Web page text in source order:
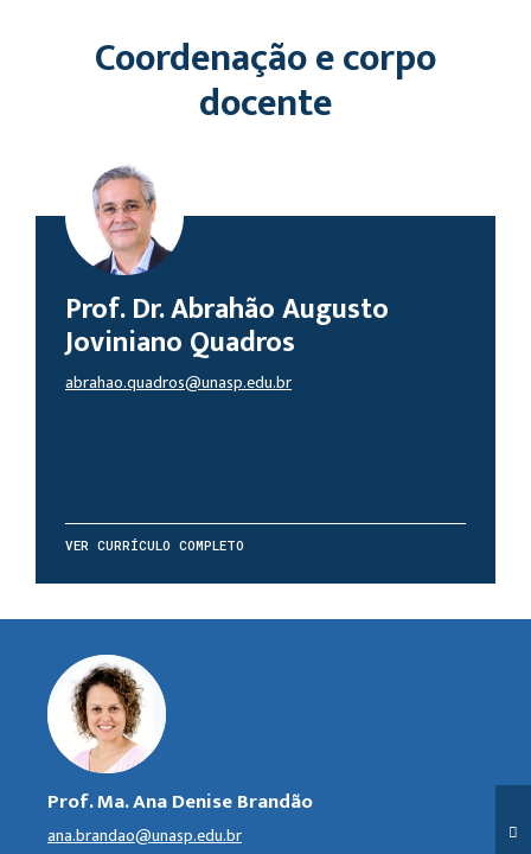
Coordenação e corpo
docente
Prof. Dr. Abrahão Augusto
Joviniano Quadros
abrahao.quadros@unasp.edu.br
VER CURRÍCULO COMPLETO
Prof. Ma. Ana Denise Brandão
ana.brandao@unasp.edu.br